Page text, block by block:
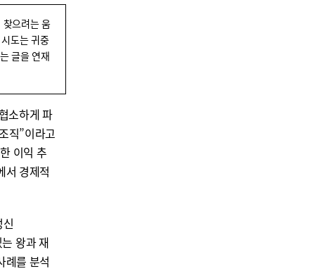
으려는 움
도는 귀중
글을 연재
소하게 파
직”이라고
이익 추
서 경제적
왕과 재
례를 분석